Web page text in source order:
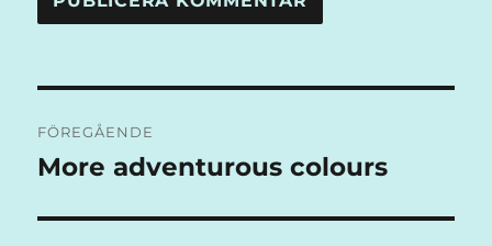
FÖREGÅENDE
Föregående
More adventurous colours